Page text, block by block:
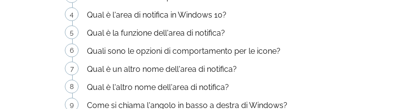
Qual è l'area di notifica in Windows 10?
Qual è la funzione dell'area di notifica?
Quali sono le opzioni di comportamento per le icone?
Qual è un altro nome dell'area di notifica?
Qual è l'altro nome dell'area di notifica?
Come si chiama l'angolo in basso a destra di Windows?